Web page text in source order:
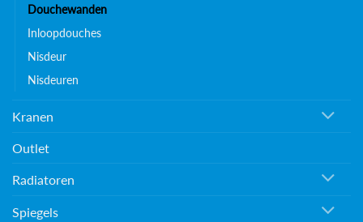
Douchewanden
Inloopdouches
Nisdeur
Nisdeuren
Kranen
Outlet
Radiatoren
Spiegels